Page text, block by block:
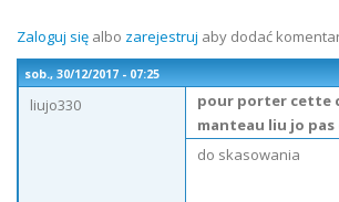
Zaloguj się albo zarejestruj aby dodać
sob., 30/12/2017 - 07:25
liujo330
pour porter cette
manteau liu jo
do skasowania